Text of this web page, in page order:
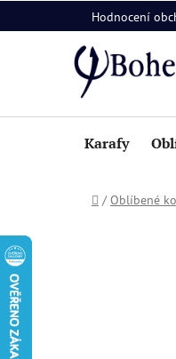
na
Hodnocení
Karafy
Domů
/ Oblíbené